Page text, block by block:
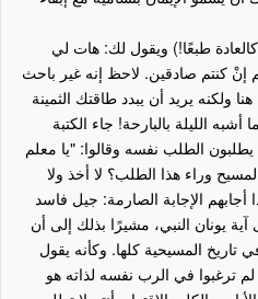
طبعًا!) ويقول لك: هات لي
إنْ كنتم صادقين. لاحظ إنه غير باحث
ولكنه يريد أن يبدد طاقتك الثمينة
الليلة بالبارحة! جاء الكتبة
الطلب نفسه وقالوا: "يا معلم
وراء هذا الطلب؟ لا أخذ ولا
أجابهم الإجابة الصارمة: جيل فاسد
يونان النبي، مشيرًا بذلك إلى أن
تاريخ المسيحية كلها. وكأنه يقول
لم ترغبوا في الرب نفسه لذاته هو